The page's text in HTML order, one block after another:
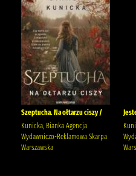
Szeptucha. Na ołtarzu ciszy /
Kunicka, Bianka Agencja
Wydawniczo-Reklamowa Skarpa
Warszawska